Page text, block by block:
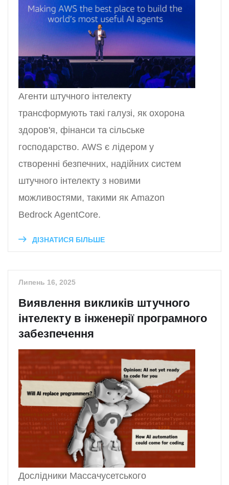
Агенти штучного інтелекту
трансформують такі галузі, як охорона
здоров'я, фінанси та сільське
господарство. AWS є лідером у
створенні безпечних, надійних систем
штучного інтелекту з новими
можливостями, такими як Amazon
Bedrock AgentCore.
ДІЗНАТИСЯ БІЛЬШЕ
Липень 16, 2025
Виявлення викликів штучного
інтелекту в інженерії програмного
забезпечення
Дослідники Массачусетського